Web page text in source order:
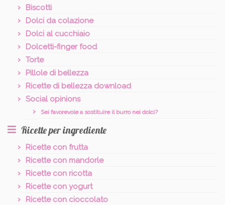
Biscotti
Dolci da colazione
Dolci al cucchiaio
Dolcetti-finger food
Torte
Pillole di bellezza
Ricette di bellezza download
Social opinions
Sei favorevole a sostituire il burro nei dolci?
Ricette per ingrediente
Ricette con frutta
Ricette con mandorle
Ricette con ricotta
Ricette con yogurt
Ricette con cioccolato